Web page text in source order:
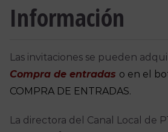
Información
Las invitaciones se pueden
Compra de entradas o en el
COMPRA DE ENTRADAS.
La directora del Canal Local de